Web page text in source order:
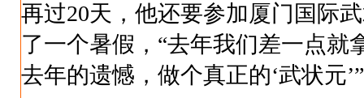
再过20天，他还要参加厦门国际
了一个暑假，“去年我们差一点就
去年的遗憾，做个真正的‘武状元